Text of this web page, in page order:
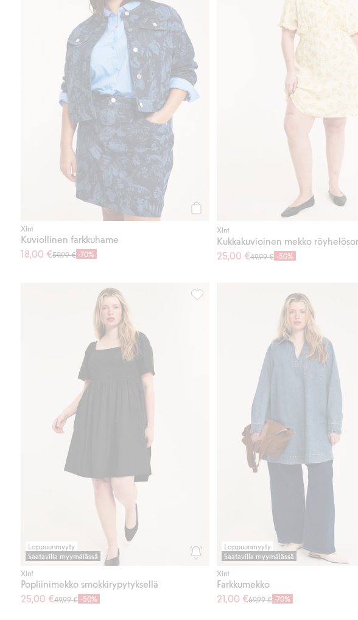
Xlnt
Kuviollinen farkkuhame
18,00 €59,99 € -70%
Xlnt
Kukkakuvioinen mekko
25,00 €49,99 € -50%
Loppuunmyyty
Saatavilla myymälässä
Xlnt
Popliinimekko smokkirypytyksellä
25,00 €49,99 € -50%
Popliinimekko smokkirypytyksellä, Lisää
Loppuunmyyty
Saatavilla myymälässä
Xlnt
Farkkumekko
21,00 €69,99 € -70%